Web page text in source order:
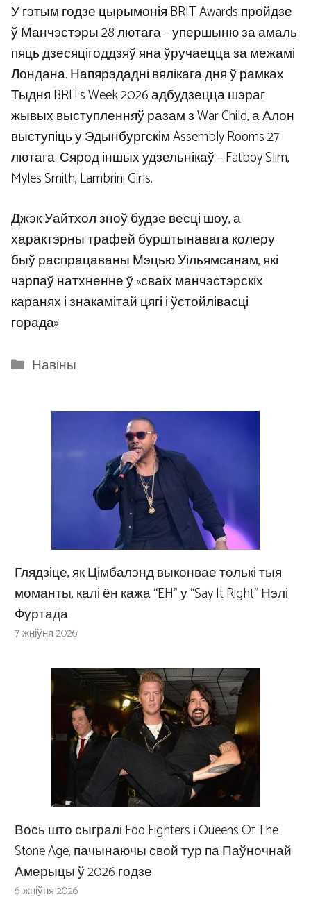
У гэтым годзе цырымонія BRIT Awards пройдзе
ў Манчэстэры 28 лютага – упершыню за амаль
пяць дзесяцігоддзяў яна ўручаецца за межамі
Лондана. Напярэдадні вялікага дня ў рамках
Тыдня BRITs Week 2026 адбудзецца шэраг
жывых выступленняў разам з War Child, а Алон
выступіць у Эдынбургскім Assembly Rooms 27
лютага. Сярод іншых удзельнікаў – Fatboy Slim,
Myles Smith, Lambrini Girls.
Джэк Уайтхол зноў будзе весці шоу, а
характэрны трафей бурштынавага колеру
быў распрацаваны Мэцью Уільямсанам, які
чэрпаў натхненне ў «сваіх манчэстэрскіх
каранях і знакамітай цягі і ўстойлівасці
горада».
Categories
Навіны
Глядзіце, як Цімбалэнд выконвае толькі тыя
моманты, калі ён кажа “EH” у “Say It Right” Нэлі
Фуртада
7 жніўня 2026
Вось што сыгралі Foo Fighters і Queens Of The
Stone Age, пачынаючы свой тур па Паўночнай
Амерыцы ў 2026 годзе
6 жніўня 2026